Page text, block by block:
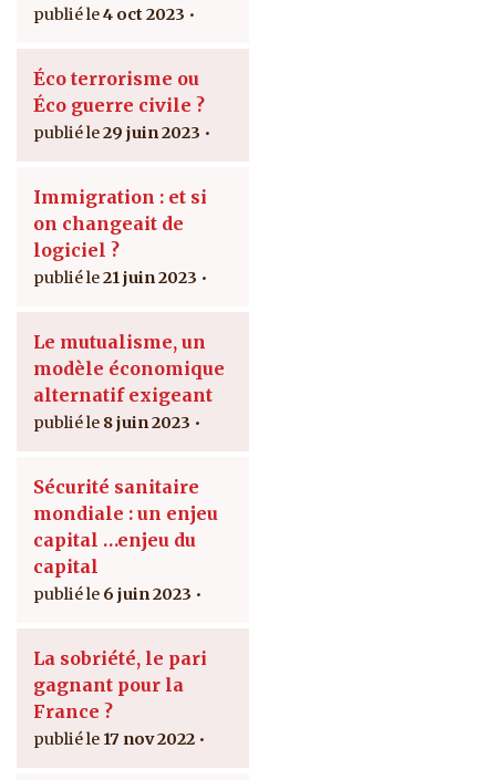
4 oct 2023
Éco terrorisme ou
Éco guerre civile ?
29 juin 2023
Immigration : et si
on changeait de
logiciel ?
21 juin 2023
Le mutualisme, un
modèle économique
alternatif exigeant
8 juin 2023
Sécurité sanitaire
mondiale : un enjeu
capital …enjeu du
capital
6 juin 2023
La sobriété, le pari
gagnant pour la
France ?
17 nov 2022